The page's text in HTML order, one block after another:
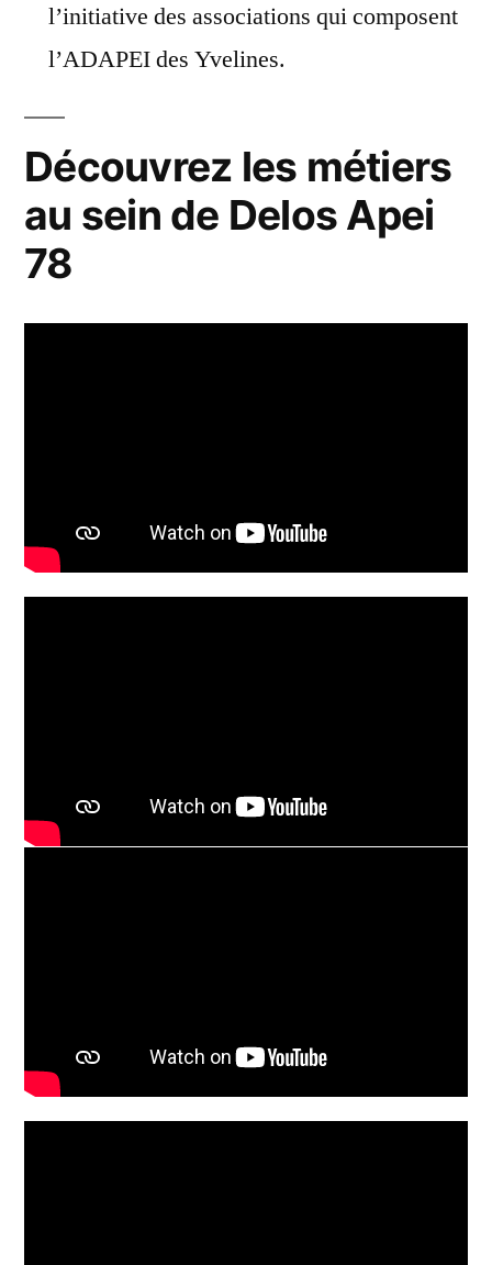
l’initiative des associations qui composent
l’ADAPEI des Yvelines.
Découvrez les métiers
au sein de Delos Apei
78